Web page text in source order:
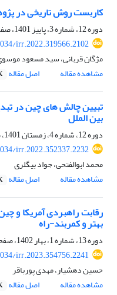
کاربست روش تاریخی در
دوره 12، شماره 3، پاییز 1401، صفحه
irr.2022.319566.2102
مژگان قربانی، سید مسعود
مشاهده مقاله
اصل مقاله
تبیین چالش های چین در
بین الملل
دوره 12، شماره 4، زمستان 1401، صفحه
irr.2022.352337.2232
محمد ابوالفتحی، جواد بیگلری
مشاهده مقاله
اصل مقاله
رقابت راهبردی آمریکا و
بهتر و کمربند-راه
دوره 13، شماره 1، بهار 1402، صفحه
irr.2023.354756.2241
حسین دهشیار، مهدی پورباقر
مشاهده مقاله
اصل مقاله